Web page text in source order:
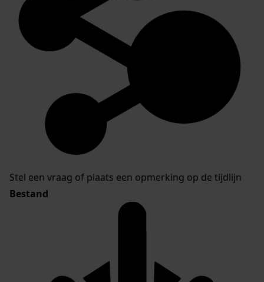
Stel een vraag of plaats een opmerking op de tijdlijn
Bestand